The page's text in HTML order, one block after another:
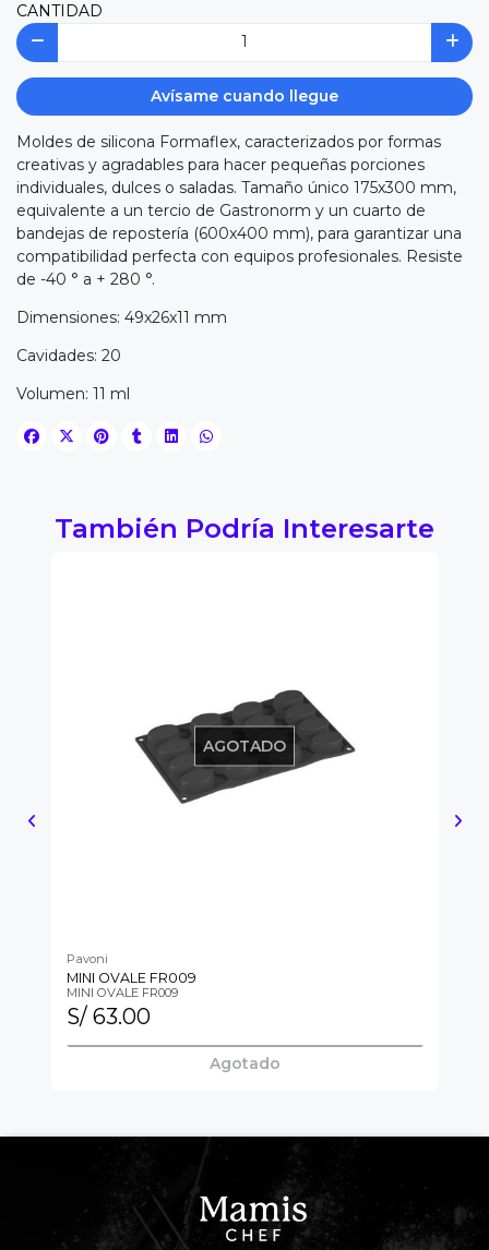
CANTIDAD
Avísame cuando llegue
Moldes de silicona Formaflex, caracterizados por formas
creativas y agradables para hacer pequeñas porciones
individuales, dulces o saladas. Tamaño único 175x300 mm,
equivalente a un tercio de Gastronorm y un cuarto de
bandejas de repostería (600x400 mm), para garantizar una
compatibilidad perfecta con equipos profesionales. Resiste
de -40 ° a + 280 °.
Dimensiones: 49x26x11 mm
Cavidades: 20
Volumen: 11 ml
También Podría Interesarte
AGOTADO
Pavoni
MINI OVALE FR009
MINI OVALE FR009
S/ 63.00
Agotado